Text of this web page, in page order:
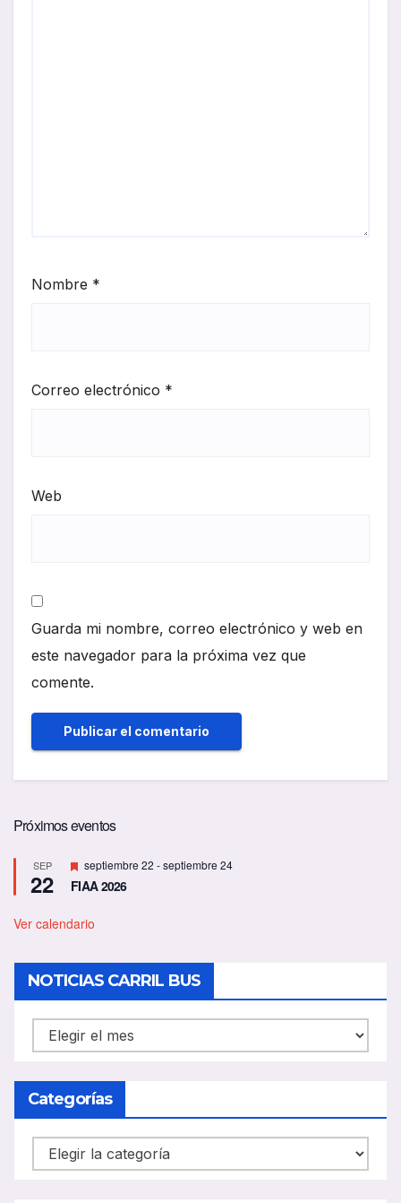
Nombre *
Correo electrónico *
Web
Guarda mi nombre, correo electrónico y web en
este navegador para la próxima vez que
comente.
Próximos eventos
SEP
22
D
e
s
a
d
o
septiembre 22 -septiembre 24
FIAA 2026
Ver calendario
NOTICIAS CARRIL BUS
NOTICIAS
CARRIL
BUS
Categorías
Categorías